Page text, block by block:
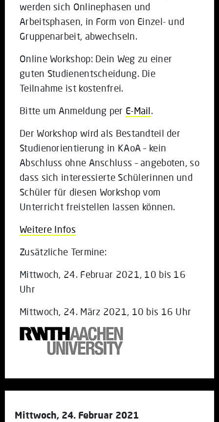
werden sich Onlinephasen und
Arbeitsphasen, in Form von Einzel- und
Gruppenarbeit, abwechseln.
Online Workshop: Dein Weg zu einer
guten Studienentscheidung. Die
Teilnahme ist kostenfrei.
Bitte um Anmeldung per E-Mail.
Der Workshop wird als Bestandteil der
Studienorientierung in KAoA – kein
Abschluss ohne Anschluss – angeboten, so
dass sich interessierte Schülerinnen und
Schüler für diesen Workshop vom
Unterricht freistellen lassen können.
Weitere Infos
Zusätzliche Termine:
Mittwoch, 24. Februar 2021, 10 bis 16
Uhr
Mittwoch, 24. März 2021, 10 bis 16 Uhr
Mittwoch, 24. Februar 2021